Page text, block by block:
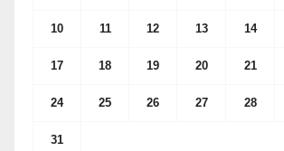
10 11 12 13 14
17 18 19 20 21
24 25 26 27 28
31